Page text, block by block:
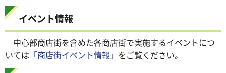
イベント情報
中心部商店街を含めた各商店街で実施するイベントにつ
いては 「商店街イベント情報」 をご覧ください。